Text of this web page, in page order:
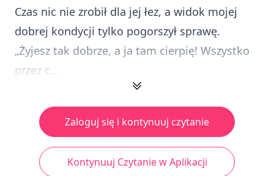
Czas nic nie zrobił dla jej łez, a widok mojej
dobrej kondycji tylko pogorszył sprawę.
„Żyjesz tak dobrze, a ja tam cierpię! Wszystko
przez c...
Zaloguj się i kontynuuj czytanie
Kontynuuj Czytanie w Aplikacji